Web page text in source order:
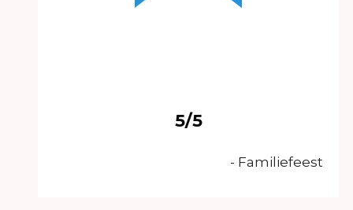
5/5
- Familiefeest